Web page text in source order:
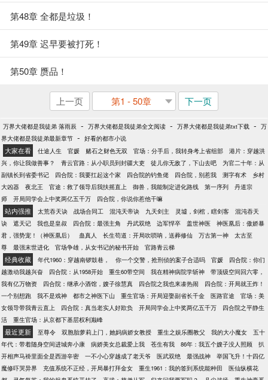
第48章 全都是垃圾！
第49章 迟早要被打死！
第50章 赝品！
上一页 第1 - 50章 下一页
万界大佬都是我徒弟 落雨辰 - 万界大佬都是我徒弟全文阅读 - 万界大佬都是我徒弟txt下载 - 万
界大佬都是我徒弟最新章节 - 好看的都市小说
大家在看 仕途人生 官媛 赌石之财色无双 官场：分手后，我转身考上省组部
港片：穿越洪
兴，你让我做善事？
青云官路：从小职员到封疆大吏 徒儿你无敌了，下山去吧
为官二十年：从
副镇长到省委书记
四合院：我要扛起这个家 四合院的钓鱼佬 四合院，别惹我 测字有术
乡村
大凶器
夜北王 官途：救了领导后我扶摇直上 御兽，我能制定进化路线 第一序列
丹道宗
师
开局同学会上中奖两亿五千万 四合院，你说你惹他干嘛
站内强推 太荒吞天诀 战场合同工 混沌天帝诀 九天剑主 灵墟，剑棺，瞎剑客
混沌吞天
诀
遮天记 我也是皇叔 四合院：最强主角 丹武双绝 边军悍卒 盖世神医
神医凰后：傲娇暴
君，强势宠！（神医凰后）
蛊真人 长生苟道：开局吹唢呐，送葬修仙 万古第一神
太古至
尊
最强末世进化 官场争雄，从女书记的秘书开始 官路青云梯
经典收藏 年代1960：穿越南锣鼓巷， 你一个交警，抢刑侦的案子合适吗 官媛
四合院：你们
越激动我越兴奋
四合院：从1958开始 重生60带空间 我在精神病院学斩神
带顶级空间回六零，
我有亿万物资
四合院：继承小酒馆，嫂子徐慧真 四合院之我也来凑热闹
四合院：开局就王炸！
一个别想跑
我不是戏神 都市之神医下山 重生官场：开局迎娶副省长千金 医路官途
官场：美
女领导带我青云直上
四合院：真当老实人好欺负 开局同学会上中奖两亿五千万
四合院之平静生
活
重生官场：从京都下基层权利巅峰
最近更新 至尊令 双胞胎萝莉上门，她妈病娇女教授 重生之娱乐圈教父 我的大小魔女
五十
年代：带着随身空间进城奔小康
病娇美女总裁爱上我 苍生有我 86年：我五个嫂子没人照顾
扒
开相声马褂里面全是西游辛密
一不小心穿越成了老天爷 医武双绝 最强战神
举国飞升！十四亿
魔修吓哭异界
充值系统不正经，开局暴打拜金女 重生1961：我的签到系统能种田
医仙纵横花